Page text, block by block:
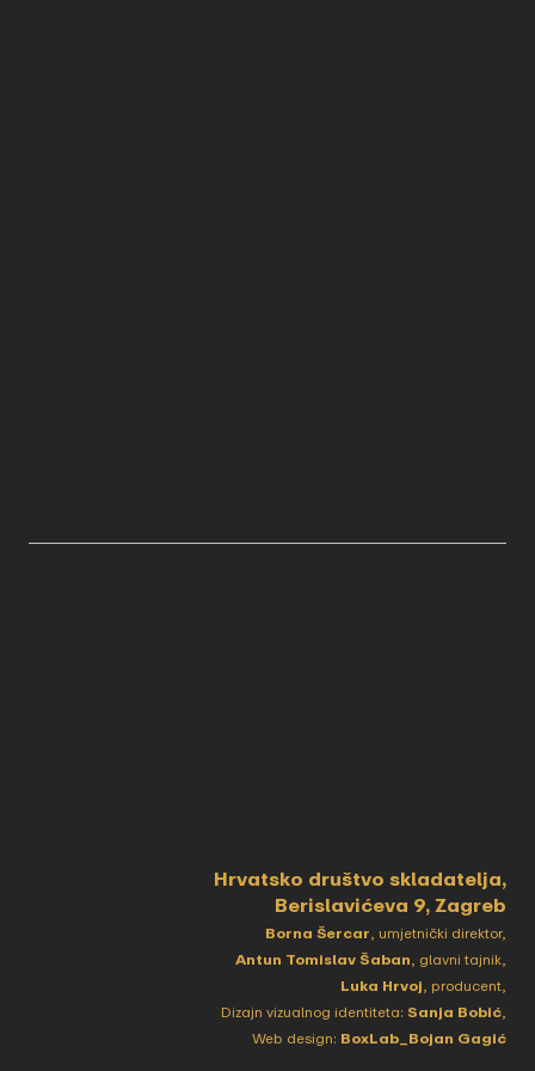
Hrvatsko društvo skladatelja,
Berislavićeva 9, Zagreb
Borna Šercar , umjetnički direktor,
Antun Tomislav Šaban , glavni tajnik,
Luka Hrvoj , producent,
Dizajn vizualnog identiteta: Sanja Bobić,
Web design: BoxLab_Bojan Gagić